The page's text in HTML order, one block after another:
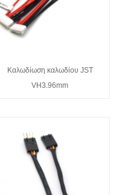
Καλωδίωση καλωδίου JST
VH3.96mm